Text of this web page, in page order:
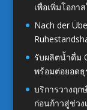
เพื่อเพิ่มโอกา
Nach der
รับผลิตน้ำดื่ม
พร้อมต่อยอดธุ
บริการวางฤก
ก่อนก้าวสู่ช่ว